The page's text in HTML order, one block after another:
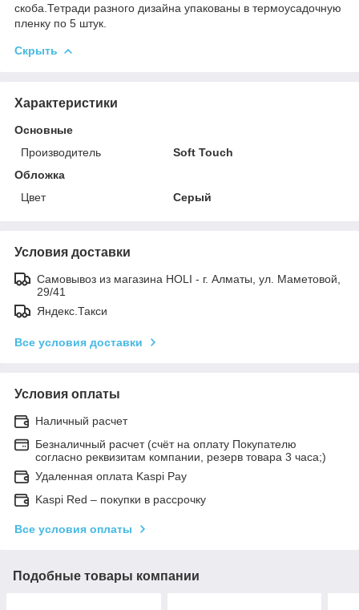
скоба.Тетради разного дизайна упакованы в термоусадочную
пленку по 5 штук.
Скрыть
Характеристики
Основные
Производитель
Soft Touch
Обложка
Цвет
Серый
Условия доставки
Самовывоз из магазина HOLI - г. Алматы, ул. Маметовой,
29/41
Яндекс.Такси
Все условия доставки
Условия оплаты
Наличный расчет
Безналичный расчет (счёт на оплату Покупателю
согласно реквизитам компании, резерв товара 3 часа;)
Удаленная оплата Kaspi Pay
Kaspi Red – покупки в рассрочку
Все условия оплаты
Подобные товары компании